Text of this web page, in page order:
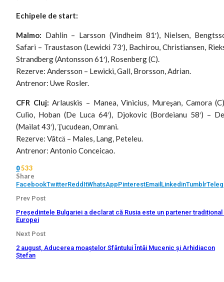
Echipele de start:
Malmo: Dahlin – Larsson (Vindheim 81′), Nielsen,
Safari – Traustason (Lewicki 73′), Bachirou, Christiansen,
Strandberg (Antonsson 61′), Rosenberg (C).
Rezerve: Andersson – Lewicki, Gall, Brorsson, Adrian.
Antrenor: Uwe Rosler.
CFR Cluj:Arlauskis – Manea, Vinicius, Mureşan, Camora
Culio, Hoban (De Luca 64′), Djokovic (Bordeianu 58′) –
(Mailat 43′), Ţucudean, Omrani.
Rezerve: Vâtcă – Males, Lang, Peteleu.
Antrenor: Antonio Conceicao.
0 533
Share
FacebookTwitterReddItWhatsAppPinterestEmail LinkedinTumblr
Prev Post
Președintele Bulgariei a declarat că Rusia este un partener tradițional
Europei
Next Post
2 august, Aducerea moaștelor Sfântului Întâi Mucenic și Arhidiacon
Ștefan